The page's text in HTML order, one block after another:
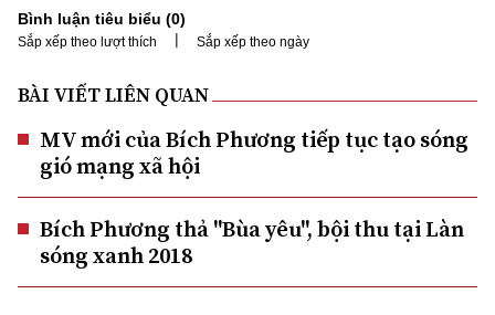
Bình luận tiêu biểu (0)
Sắp xếp theo lượt thích | Sắp xếp theo ngày
BÀI VIẾT LIÊN QUAN
MV mới của Bích Phương tiếp tục tạo sóng
gió mạng xã hội
Bích Phương thả "Bùa yêu", bội thu tại Làn
sóng xanh 2018